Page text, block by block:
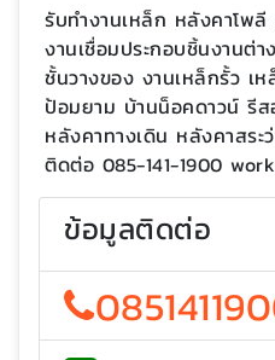
รับทำงานเหล็ก หลังคาโพ
งานเชื่อมประกอบชิ้นงานต่า
ชั้นวางของ งานเหล็กรั้ว เ
ป้อมยาม บ้านน็อคดาวน์ รีส
หลังคาทางเดิน หลังคาสระ
ติดต่อ 085-141-1900
ข้อมูลติดต่อ